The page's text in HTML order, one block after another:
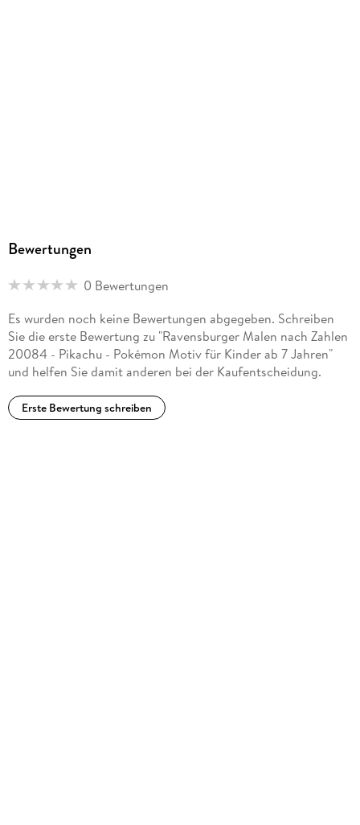
Bewertungen
0 Bewertungen
Es wurden noch keine Bewertungen abgegeben. Schreiben
Sie die erste Bewertung zu "Ravensburger Malen nach Zahlen
20084 - Pikachu - Pokémon Motiv für Kinder ab 7 Jahren"
und helfen Sie damit anderen bei der Kaufentscheidung.
Erste Bewertung schreiben